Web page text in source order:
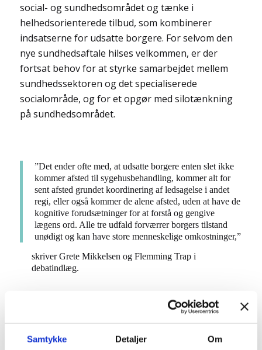
Samtykke Detaljer Om
social- og sundhedsområdet og tænke i
helhedsorienterede tilbud, som kombinerer
indsatserne for udsatte borgere. For selvom den
nye sundhedsaftale hilses velkommen, er der
fortsat behov for at styrke samarbejdet mellem
sundhedssektoren og det specialiserede
socialområde, og for et opgør med silotænkning
på sundhedsområdet.
”Det ender ofte med, at udsatte borgere enten slet ikke
kommer afsted til sygehusbehandling, kommer alt for
sent afsted grundet koordinering af ledsagelse i andet
regi, eller også kommer de alene afsted, uden at have de
kognitive forudsætninger for at forstå og gengive
lægens ord. Alle tre udfald forværrer borgers tilstand
unødigt og kan have store menneskelige omkostninger,”
skriver Grete Mikkelsen og Flemming Trap i
debatindlæg.
Gran Recovery and Health arbejder dagligt med at
støtte mennesker der lever med psykiatriske og